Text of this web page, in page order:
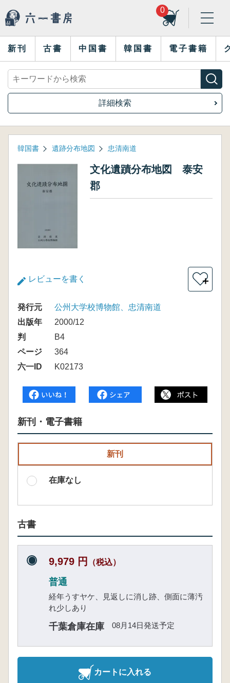
0
新刊 古書 中国書 韓国書 電子書籍
詳細検索
韓国書 遺跡分布地図 忠清南道
文化遺蹟分布地図 泰安
郡
レビューを書く ＋
発行元
公州大学校博物館、忠清南道
出版年
2000/12
判
B4
ページ
364
六一ID
K02173
新刊・電子書籍
新刊
在庫なし
古書
9,979 円 （税込）
普通
経年うすヤケ、見返しに消し跡、側面に薄汚
れ少しあり
千葉倉庫在庫 08月14日発送予定
カートに入れる